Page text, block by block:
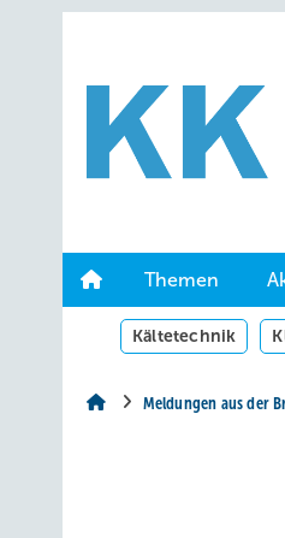
Hauptinhalt
Hauptmenü
Themen
Kältetechnik
Meldungen aus der